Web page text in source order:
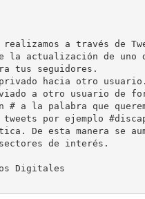
a través de
la actualización de uno
tus seguidores.
hacia otro usuario.
a otro usuario de
# a la palabra que
por ejemplo
De esta manera se
de interés.
Digitales